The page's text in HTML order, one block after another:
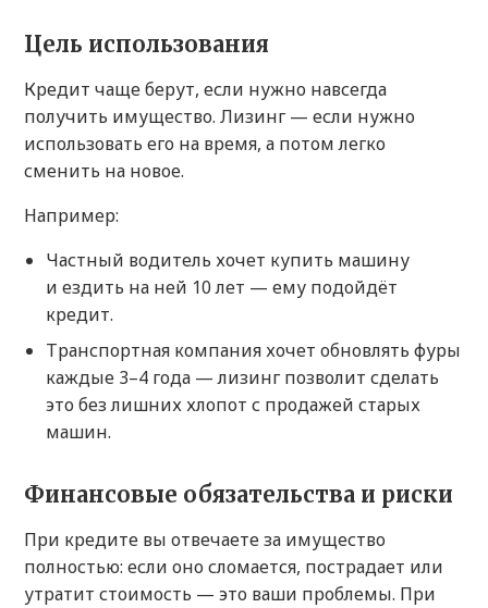
Цель использования
Кредит чаще берут, если нужно навсегда
получить имущество. Лизинг — если нужно
использовать его на время, а потом легко
сменить на новое.
Например:
Частный водитель хочет купить машину
и ездить на ней 10 лет — ему подойдёт
кредит.
Транспортная компания хочет обновлять фуры
каждые 3–4 года — лизинг позволит сделать
это без лишних хлопот с продажей старых
машин.
Финансовые обязательства и риски
При кредите вы отвечаете за имущество
полностью: если оно сломается, пострадает или
утратит стоимость — это ваши проблемы. При